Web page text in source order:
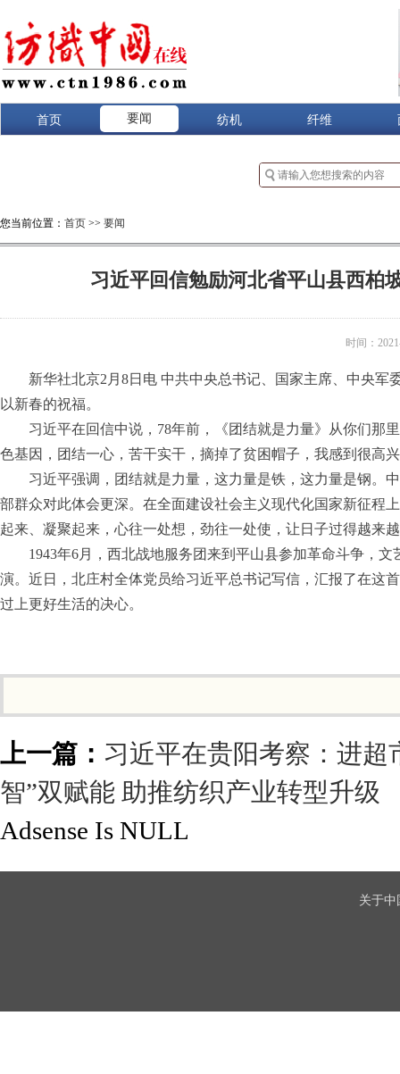
首页 要闻 纺机 纤维
您当前位置： 首页 >> 要闻
习近平回信勉励河北省平山县西柏
时间：
新华社北京2月8日电 中共中央总书记、国家主席、中央
以新春的祝福。
习近平在回信中说，78年前，《团结就是力量》从你们那
色基因，团结一心，苦干实干，摘掉了贫困帽子，我感到很高
习近平强调，团结就是力量，这力量是铁，这力量是钢。
部群众对此体会更深。在全面建设社会主义现代化国家新征程
起来、凝聚起来，心往一处想，劲往一处使，让日子过得越来
1943年6月，西北战地服务团来到平山县参加革命斗争，
演。近日，北庄村全体党员给习近平总书记写信，汇报了在这
过上更好生活的决心。
上一篇： 习近平在贵阳考察：进
智”双赋能 助推纺织产业转型升级
Adsense Is NULL
关于中